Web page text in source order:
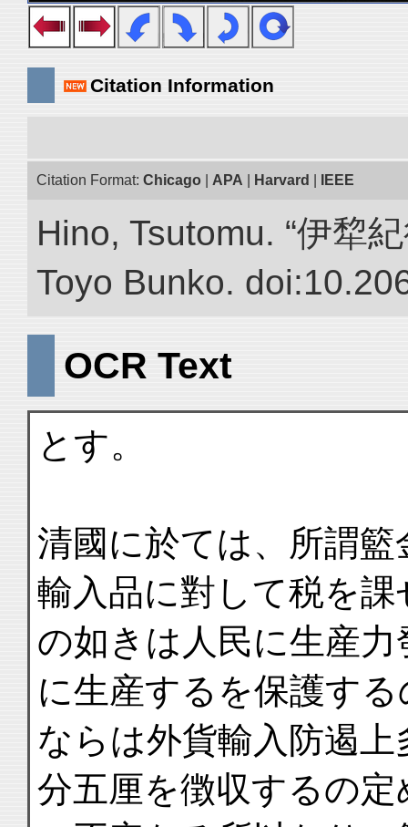
Citation Information
Citation Format: Chicago APA Harvard IEEE
Hino, Tsutomu. “伊犂
Toyo Bunko.
OCR Text
とす。
清國に於ては、所謂
輸入品に對して税を課
の如きは人民に生産
に生産するを保護する
ならは外貨輸入防遏
分五厘を徴収するの定